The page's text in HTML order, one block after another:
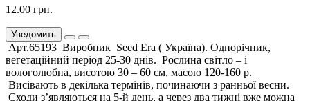
12.00 грн.
Уведомить
Арт.65193 Виробник Seed Era ( Україна). Однорічник,
вегетаційний період 25-30 днів. Рослина світло – і
вологолюбна, висотою 30 – 60 см, масою 120-160 р.
Висівають в декілька термінів, починаючи з ранньої весни.
Сходи з’являються на 5-й день, а через два тижні вже можна